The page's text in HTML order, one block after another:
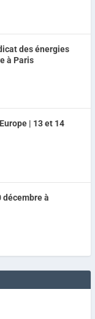
des énergies
à Paris
| 13 et 14
décembre à